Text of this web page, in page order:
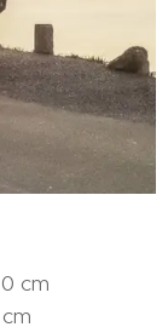
cm